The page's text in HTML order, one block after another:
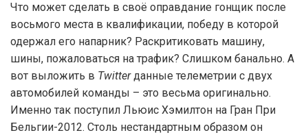
Что может сделать в своё оправдание гонщик после
восьмого места в квалификации, победу в которой
одержал его напарник? Раскритиковать машину,
шины, пожаловаться на трафик? Слишком банально. А
вот выложить в Twitterданные телеметрии с двух
автомобилей команды – это весьма оригинально.
Именно так поступил Льюис Хэмилтон на Гран При
Бельгии-2012. Столь нестандартным образом он